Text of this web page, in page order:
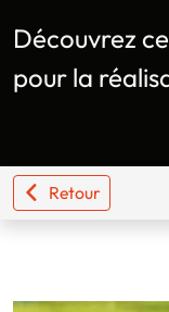
Découvrez ce
pour la
Retour